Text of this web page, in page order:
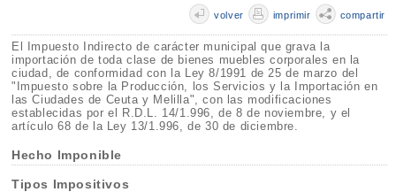
volver imprimir compartir
El Impuesto Indirecto de carácter municipal que grava la
importación de toda clase de bienes muebles corporales en la
ciudad, de conformidad con la Ley 8/1991 de 25 de marzo del
"Impuesto sobre la Producción, los Servicios y la Importación en
las Ciudades de Ceuta y Melilla", con las modificaciones
establecidas por el R.D.L. 14/1.996, de 8 de noviembre, y el
artículo 68 de la Ley 13/1.996, de 30 de diciembre.
Hecho Imponible
Tipos Impositivos